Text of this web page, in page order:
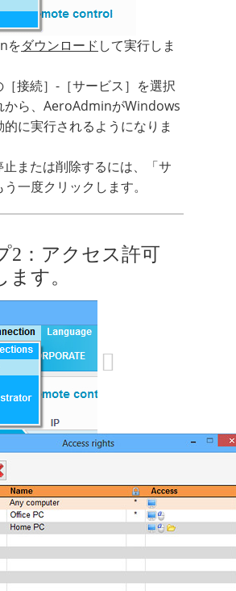
をダウンロード して実行しま
［接続］-［サービス］を選択
から、AeroAdminがWindows
に実行されるようになりま
または削除するには、「サ
一度クリックします。
2：アクセス許可
ます。